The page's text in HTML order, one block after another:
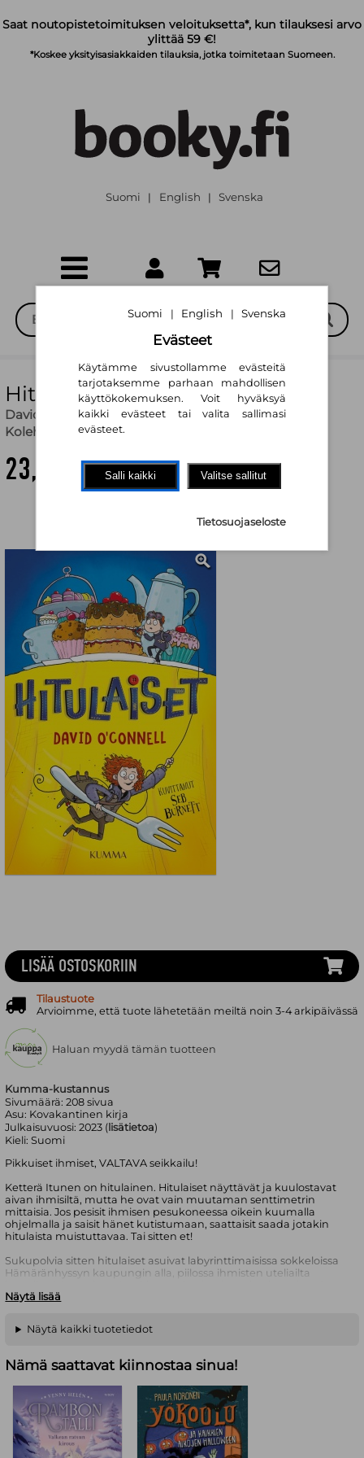
Saat noutopistetoimituksen veloituksetta*, kun tilauksesi arvo
ylittää 59 €!
*Koskee yksityisasiakkaiden tilauksia, jotka toimitetaan Suomeen.
Suomi | English | Svenska
Hitulaiset
David O’Connell, Seb Burnett (kuv.),Annukka
Kolehmainen (käänt.)
23,10 €
Kumma-kustannus
Sivumäärä:208 sivua
Asu: Kovakantinen kirja
Julkaisuvuosi:2023 ( lisätietoa)
Kieli:Suomi
Pikkuiset ihmiset, VALTAVA seikkailu!
Ketterä Itunen on hitulainen. Hitulaiset näyttävät ja kuulostavat
aivan ihmisiltä, mutta he ovat vain muutaman senttimetrin
mittaisia. Jos pesisit ihmisen pesukoneessa oikein kuumalla
ohjelmalla ja saisit hänet kutistumaan, saattaisit saada jotakin
hitulaista muistuttavaa. Tai sitten et!
Sukupolvia sitten hitulaiset asuivat labyrinttimaisissa sokkeloissa
Hämäränhyssyn kaupungin alla, piilossa ihmisten uteliailta
Ketterä, hänen vanhempansa ja pikkuveljensä ovat ainoat
kielletyksi alueeksi. Eräänä päivänä Ketterä kuitenkin löytää
ikivanhan kartan, jonka mukaan syvällä sokkeloiden sydämessä
yhteen. Siellä on oltava jonkinlainen vihje siitä, mitä klaaneille on
tapahtunut! Ketterä tietää, että hänen on päästävä tutkimaan
asiaa, vaikka tunnelit olisivat kuinka vaarallisia. Mutta pian hän
huomaa, ettei hän olekaan ainoa, joka etsii kadonneita hitulaisia…
Hitulaiset aloittaa uuden, jännittävän sarjan, jossa seikkaillaan
kirjaimellisesti ruohonjuurten tasolla. Lähde siis Ketterän mukaan
metsästämään ranskanperuna päivälliseksi, juoksemaan
Näytä lisää
LISÄÄ OSTOSKORIIN
Tilaustuote
Arvioimme, että tuote lähetetään meiltä noin 3-4 arkipäivässä
Haluan myydä tämän tuotteen
Näytä kaikki tuotetiedot
Nämä saattavat kiinnostaa sinua!
Suomi | English | Svenska
Evästeet
Käytämme sivustollamme evästeitä
tarjotaksemme parhaan mahdollisen
käyttökokemuksen. Voit hyväksyä
kaikki evästeet tai valita sallimasi
evästeet.
Salli kaikki Valitse sallitut
Tietosuojaseloste